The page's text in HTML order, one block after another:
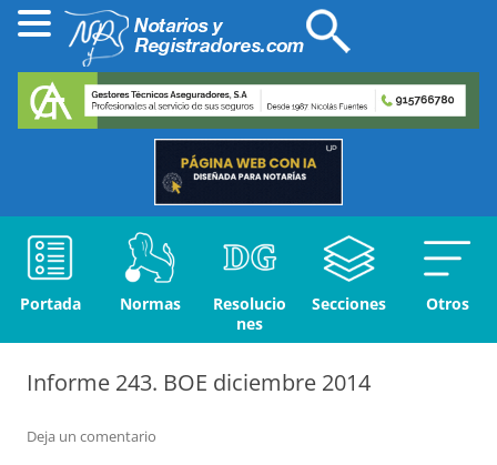
Portada Normas
Resolucio
nes
Secciones Otros
Informe 243. BOE diciembre 2014
Deja un comentario